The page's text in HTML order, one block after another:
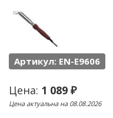
Артикул: EN-E9606
Цена: 1 089 ₽
Цена актуальна на 08.08.2026